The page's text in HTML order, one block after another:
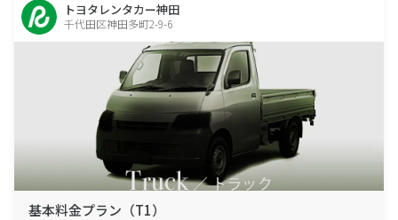
トヨタレンタカー神田
千代田区神田多町2-9-6
基本料金プラン（T1）